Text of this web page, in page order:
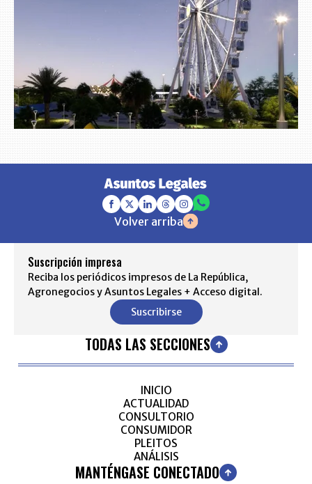
Volver arriba
Suscripción impresa
Reciba los periódicos impresos de La República,
Agronegocios y Asuntos Legales + Acceso digital.
Suscribirse
TODAS LAS SECCIONES
INICIO
ACTUALIDAD
CONSULTORIO
CONSUMIDOR
PLEITOS
ANÁLISIS
MANTÉNGASE CONECTADO